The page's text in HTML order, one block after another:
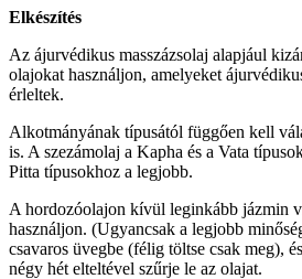
Elkészítés
Az ájurvédikus masszázsolaj alapjául
olajokat használjon, amelyeket
érleltek.
Alkotmányának típusától függően kell
is. A szezámolaj a Kapha és a Vata
Pitta típusokhoz a legjobb.
A hordozóolajon kívül leginkább jázmin
használjon. (Ugyancsak a legjobb
csavaros üvegbe (félig töltse csak meg),
négy hét elteltével szűrje le az olajat.